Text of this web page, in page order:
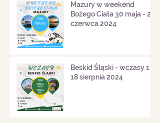
Mazury w weekend
Bożego Ciała 30 maja - 2
czerwca 2024
Beskid Śląski - wczasy 11-
18 sierpnia 2024